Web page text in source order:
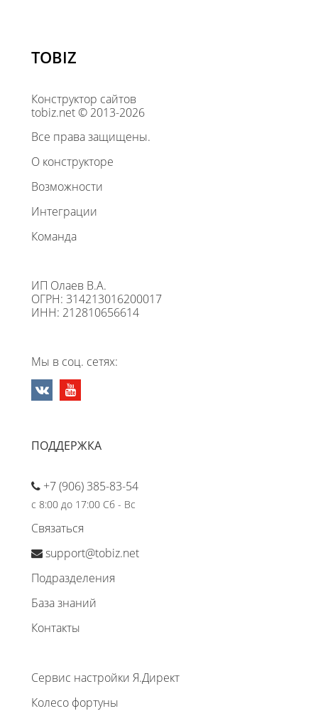
TOBIZ
Конструктор сайтов
tobiz.net © 2013-2026
Все права защищены.
О конструкторе
Возможности
Интеграции
Команда
ИП Олаев В.А.
ОГРН: 314213016200017
ИНН: 212810656614
Мы в соц. сетях:
ПОДДЕРЖКА
+7 (906) 385-83-54
с 8:00 до 17:00 Сб - Вс
Связаться
support@tobiz.net
Подразделения
База знаний
Контакты
Сервис настройки Я.Директ
Колесо фортуны